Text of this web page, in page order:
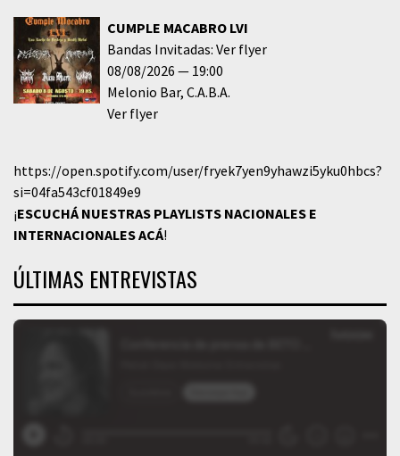
CUMPLE MACABRO LVI
Bandas Invitadas: Ver flyer
08/08/2026
19:00
Melonio Bar C.A.B.A.
Ver flyer
https://open.spotify.com/user/fryek7yen9yhawzi5yku0hbcs?
si=04fa543cf01849e9
¡ESCUCHÁ NUESTRAS PLAYLISTS NACIONALES E
INTERNACIONALESACÁ!
ÚLTIMAS ENTREVISTAS